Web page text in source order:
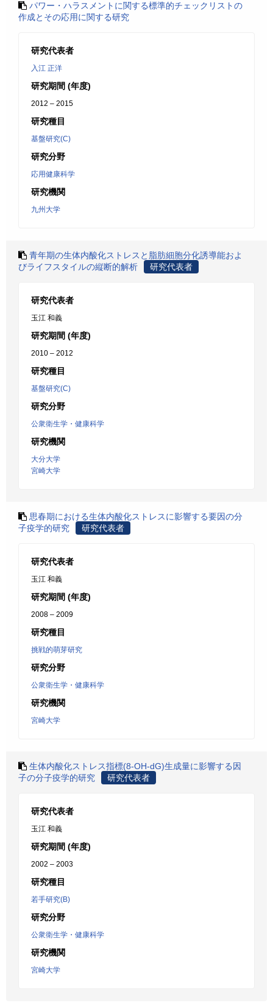
パワー・ハラスメントに関する標準的チェックリストの
作成とその応用に関する研究
研究代表者
入江 正洋
研究期間 (年度)
2012 – 2015
研究種目
基盤研究(C)
研究分野
応用健康科学
研究機関
九州大学
青年期の生体内酸化ストレスと脂肪細胞分化誘導能およ
びライフスタイルの縦断的解析
研究代表者
研究代表者
玉江 和義
研究期間 (年度)
2010 – 2012
研究種目
基盤研究(C)
研究分野
公衆衛生学・健康科学
研究機関
大分大学
宮崎大学
思春期における生体内酸化ストレスに影響する要因の分
子疫学的研究
研究代表者
研究代表者
玉江 和義
研究期間 (年度)
2008 – 2009
研究種目
挑戦的萌芽研究
研究分野
公衆衛生学・健康科学
研究機関
宮崎大学
生体内酸化ストレス指標(8-OH-dG)生成量に影響する因
子の分子疫学的研究
研究代表者
研究代表者
玉江 和義
研究期間 (年度)
2002 – 2003
研究種目
若手研究(B)
研究分野
公衆衛生学・健康科学
研究機関
宮崎大学